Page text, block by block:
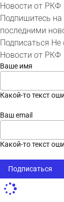
Новости от РКФ
Подпишитесь
последними
Подписаться Не
Новости от РКФ
Ваше имя
Какой-то текст
Ваш email
Какой-то текст
Подписаться